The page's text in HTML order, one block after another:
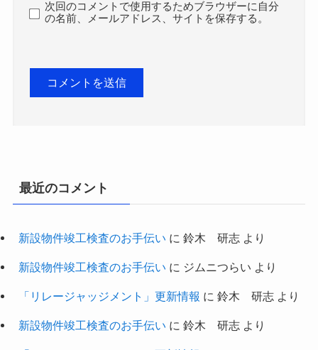
次回のコメントで使用するためブラウザーに自分
の名前、メールアドレス、サイトを保存する。
最近のコメント
新設物件竣工検査のお手伝い に 鈴木 研志より
新設物件竣工検査のお手伝い に ジムニつらい より
「リレージャッジメント」更新情報 に 鈴木 研志より
新設物件竣工検査のお手伝い に 鈴木 研志より